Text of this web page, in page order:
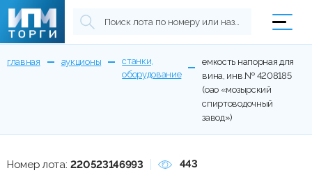
главная аукционы
станки,
оборудование
емкость напорная для
вина, инв.№ 4208185
(оао «мозырский
спиртоводочный
завод»)
Номер лота: 220523146993 443